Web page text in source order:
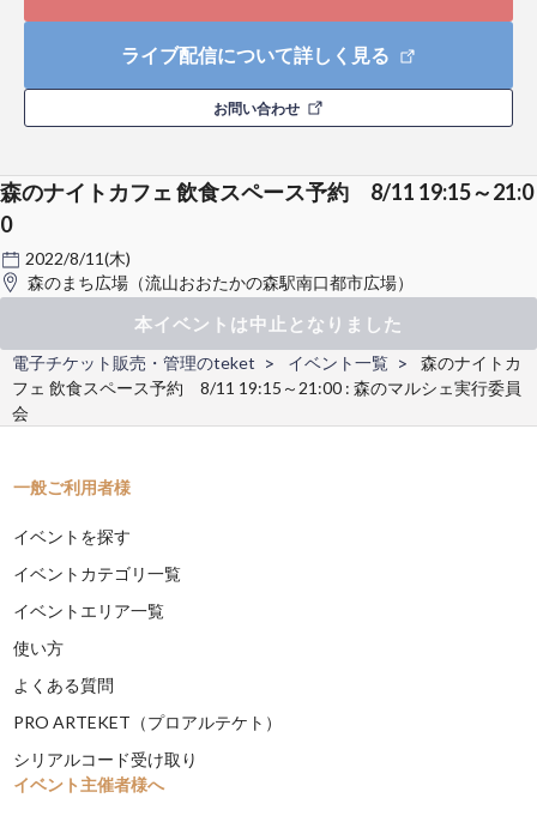
ライブ配信について詳しく見る
お問い合わせ
森のナイトカフェ 飲食スペース予約 8/11 19:15～21:0
0
2022/8/11(木)
森のまち広場（流山おおたかの森駅南口都市広場）
本イベントは中止となりました
電子チケット販売・管理のteket イベント一覧
森のナイトカ
フェ 飲食スペース予約 8/11 19:15～21:00 : 森のマルシェ実行委員
会
一般ご利用者様
イベントを探す
イベントカテゴリ一覧
イベントエリア一覧
使い方
よくある質問
PRO ARTEKET（プロアルテケト）
シリアルコード受け取り
イベント主催者様へ